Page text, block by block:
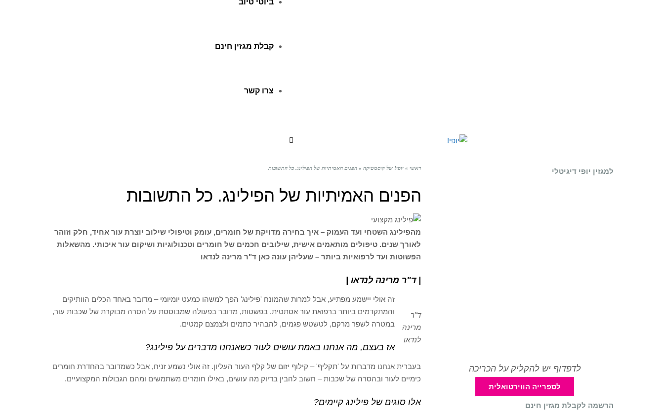
ביוטי טיוב
קבלת מגזין חינם
צרו קשר
ראשי » יופי! של קוסמטיקה » הפנים האמיתיות של הפילינג. כל התשובות
הפנים האמיתיות של הפילינג. כל התשובות
מהפילינג השטחי ועד העמוק – איך בחירה מדויקת של חומרים, עומק וטיפולי שילוב יוצרת עור אחיד, חלק וזוהר
לאורך שנים. טיפולים מותאמים אישית, שילובים חכמים של חומרים וטכנולוגיות ושיקום עור איכותי. מהשאלות
הפשוטות ועד לרפואיות ביותר – שעליהן עונה כאן ד"ר מרינה לנדאו
| ד"ר מרינה לנדאו |
ד"ר
מרינה
לנדאו
זה אולי יישמע מפתיע, אבל למרות שהמונח 'פילינג' הפך למשהו כמעט יומיומי – מדובר באחד הכלים הוותיקים
והמתקדמים ביותר ברפואת עור אסתטית. בפשטות, מדובר בפעולה שמבוססת על הסרה מבוקרת של שכבות עור,
במטרה לשפר מרקם, לטשטש פגמים, להבהיר כתמים ולצמצם קמטים.
אז בעצם, מה אנחנו באמת עושים לעור כשאנחנו מדברים על פילינג?
בעברית אנחנו מדברות על 'תקליף' – קילוף יזום של קלף העור העליון. זה אולי נשמע זניח, אבל כשמדובר בהחדרת חומרים
כימיים לעור ובהסרה של שכבות – חשוב להבין בדיוק מה עושים, באילו חומרים משתמשים ומהם הגבולות המקצועיים.
אלו סוגים של פילינג קיימים?
למגזין יופי דיגיטלי
לדפדוף יש להקליק על הכריכה
לספרייה הווירטואלית
הרשמה לקבלת מגזין חינם